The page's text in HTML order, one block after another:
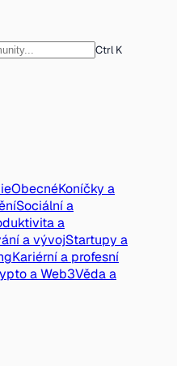
Ctrl K
ObecnéKoníčky a
Sociální a
a
a vývojStartupy a
Kariérní a profesní
a Web3Věda a